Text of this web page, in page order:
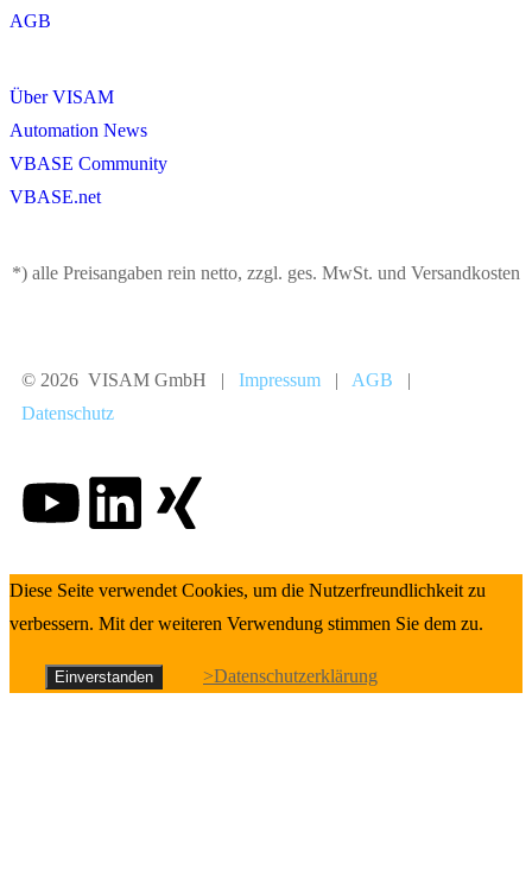
AGB
Über VISAM
Automation News
VBASE Community
VBASE.net
*) alle Preisangaben rein netto, zzgl. ges. MwSt. und Versandkosten
© 2026 VISAM GmbH | Impressum | AGB |
Datenschutz
Diese Seite verwendet Cookies, um die Nutzerfreundlichkeit zu
verbessern. Mit der weiteren Verwendung stimmen Sie dem zu.
Einverstanden >Datenschutzerklärung